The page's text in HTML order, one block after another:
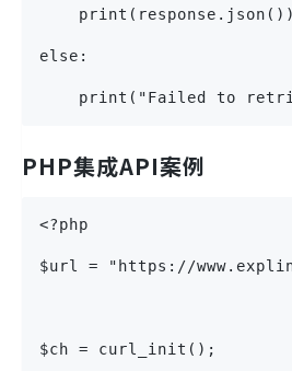
    print(response.json())
else:
print("Failed to
PHP集成API案例
<?php
$url = "https://
$ch = curl_init();